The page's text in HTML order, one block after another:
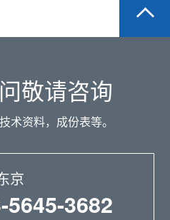
敬请咨询
术资料，成份表等。
京
5645-3682